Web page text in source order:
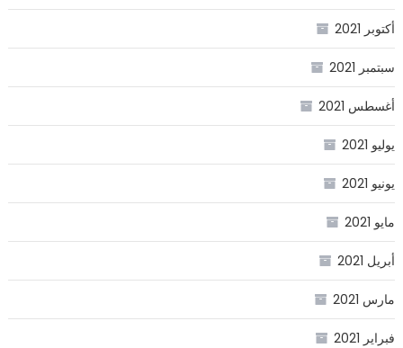
أكتوبر 2021
سبتمبر 2021
أغسطس 2021
يوليو 2021
يونيو 2021
مايو 2021
أبريل 2021
مارس 2021
فبراير 2021